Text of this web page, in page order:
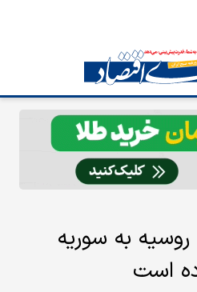
روسیه به سوریه
است